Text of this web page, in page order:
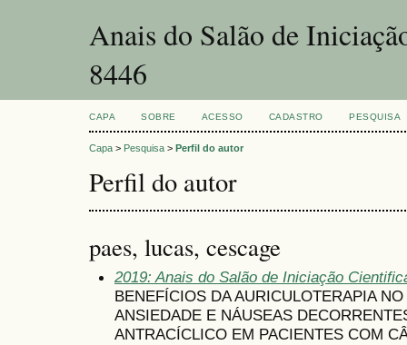
Anais do Salão de
8446
CAPA SOBRE ACESSO CADASTRO PESQUISA
Capa > Pesquisa > Perfil do autor
Perfil do autor
paes, lucas, cescage
2019: Anais do Salão de Iniciação
BENEFÍCIOS DA AURICULOTERAPIA
ANSIEDADE E NÁUSEAS
ANTRACÍCLICO EM PACIENTES COM